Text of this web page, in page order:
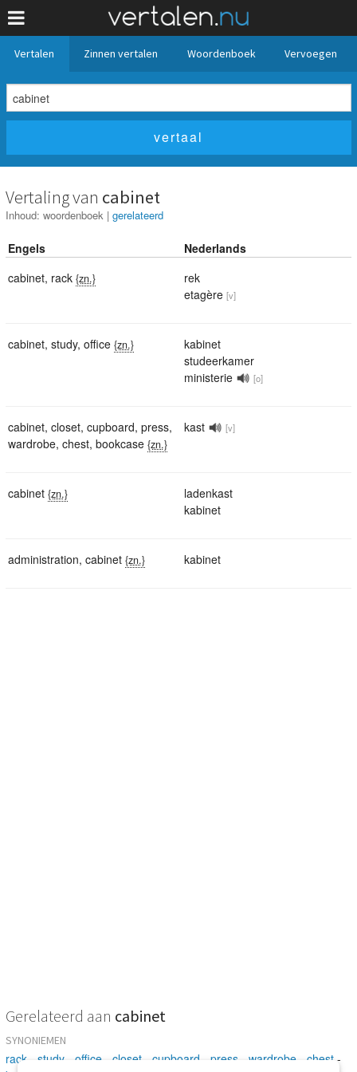
Vertalen Zinnen vertalen Woordenboek Vervoegen
Vertaling van cabinet
Inhoud: woordenboek | gerelateerd
Engels
Nederlands
cabinet, rack {zn.}
rek
etagère [v]
cabinet, study, office {zn.}
kabinet
studeerkamer
ministerie
[o]
cabinet, closet, cupboard, press,
wardrobe, chest, bookcase {zn.}
kast [v]
cabinet {zn.}
ladenkast
kabinet
administration, cabinet {zn.} kabinet
Gerelateerd aan cabinet
SYNONIEMEN
rack study office closet cupboard press wardrobe chest -